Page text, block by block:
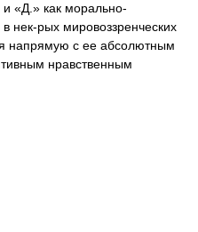
и «Д.» как морально-
нек-рых мировоззренческих
напрямую с ее абсолютным
нравственным